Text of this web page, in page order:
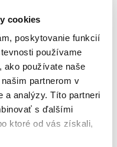
cookies
poskytovanie funkcií
používame
ako používate naše
partnerom v
a analýzy. Títo partneri
s ďalšími
ktoré od vás získali,
mg 185
mg
mg 5,3
0,7
mg 3,9
0,5
mg 0,4
0,052
μg 95
12,3
μg 18
2,3
μg 70
9
mg <0,1
<0,015
mg 45
5,8